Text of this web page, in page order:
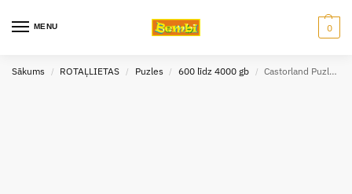
MENU 0
Sākums / ROTAĻLIETAS / Puzles / 600 līdz 4000 gb / Castorland Puzle Colors of Tuscany, 4000 gb